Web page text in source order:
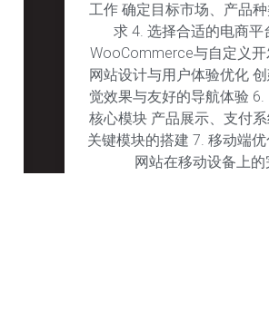
工作 确定目标市场、产品
求 4. 选择合适的电商平
WooCommerce与自定义
网站设计与用户体验优化
觉效果与友好的导航体验
核心模块 产品展示、支付
关键模块的搭建 7. 移动端
网站在移动设备上